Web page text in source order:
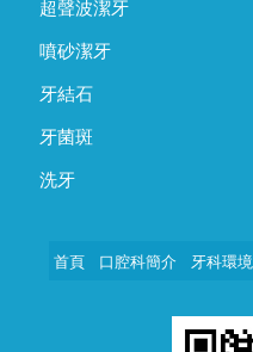
超聲波潔牙
噴砂潔牙
牙結石
牙菌斑
洗牙
首頁 口腔科簡介 牙科環境